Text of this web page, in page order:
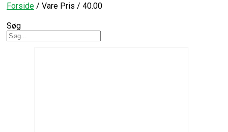
Forside / Vare Pris / 40.00
Søg